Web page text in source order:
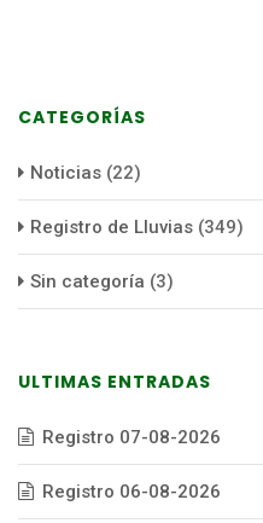
CATEGORÍAS
Noticias (22)
Registro de Lluvias (349)
Sin categoría (3)
ULTIMAS ENTRADAS
Registro 07-08-2026
Registro 06-08-2026